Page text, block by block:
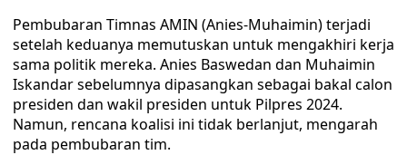
Pembubaran Timnas AMIN (Anies-Muhaimin) terjadi
setelah keduanya memutuskan untuk mengakhiri kerja
sama politik mereka. Anies Baswedan dan Muhaimin
Iskandar sebelumnya dipasangkan sebagai bakal calon
presiden dan wakil presiden untuk Pilpres 2024.
Namun, rencana koalisi ini tidak berlanjut, mengarah
pada pembubaran tim.